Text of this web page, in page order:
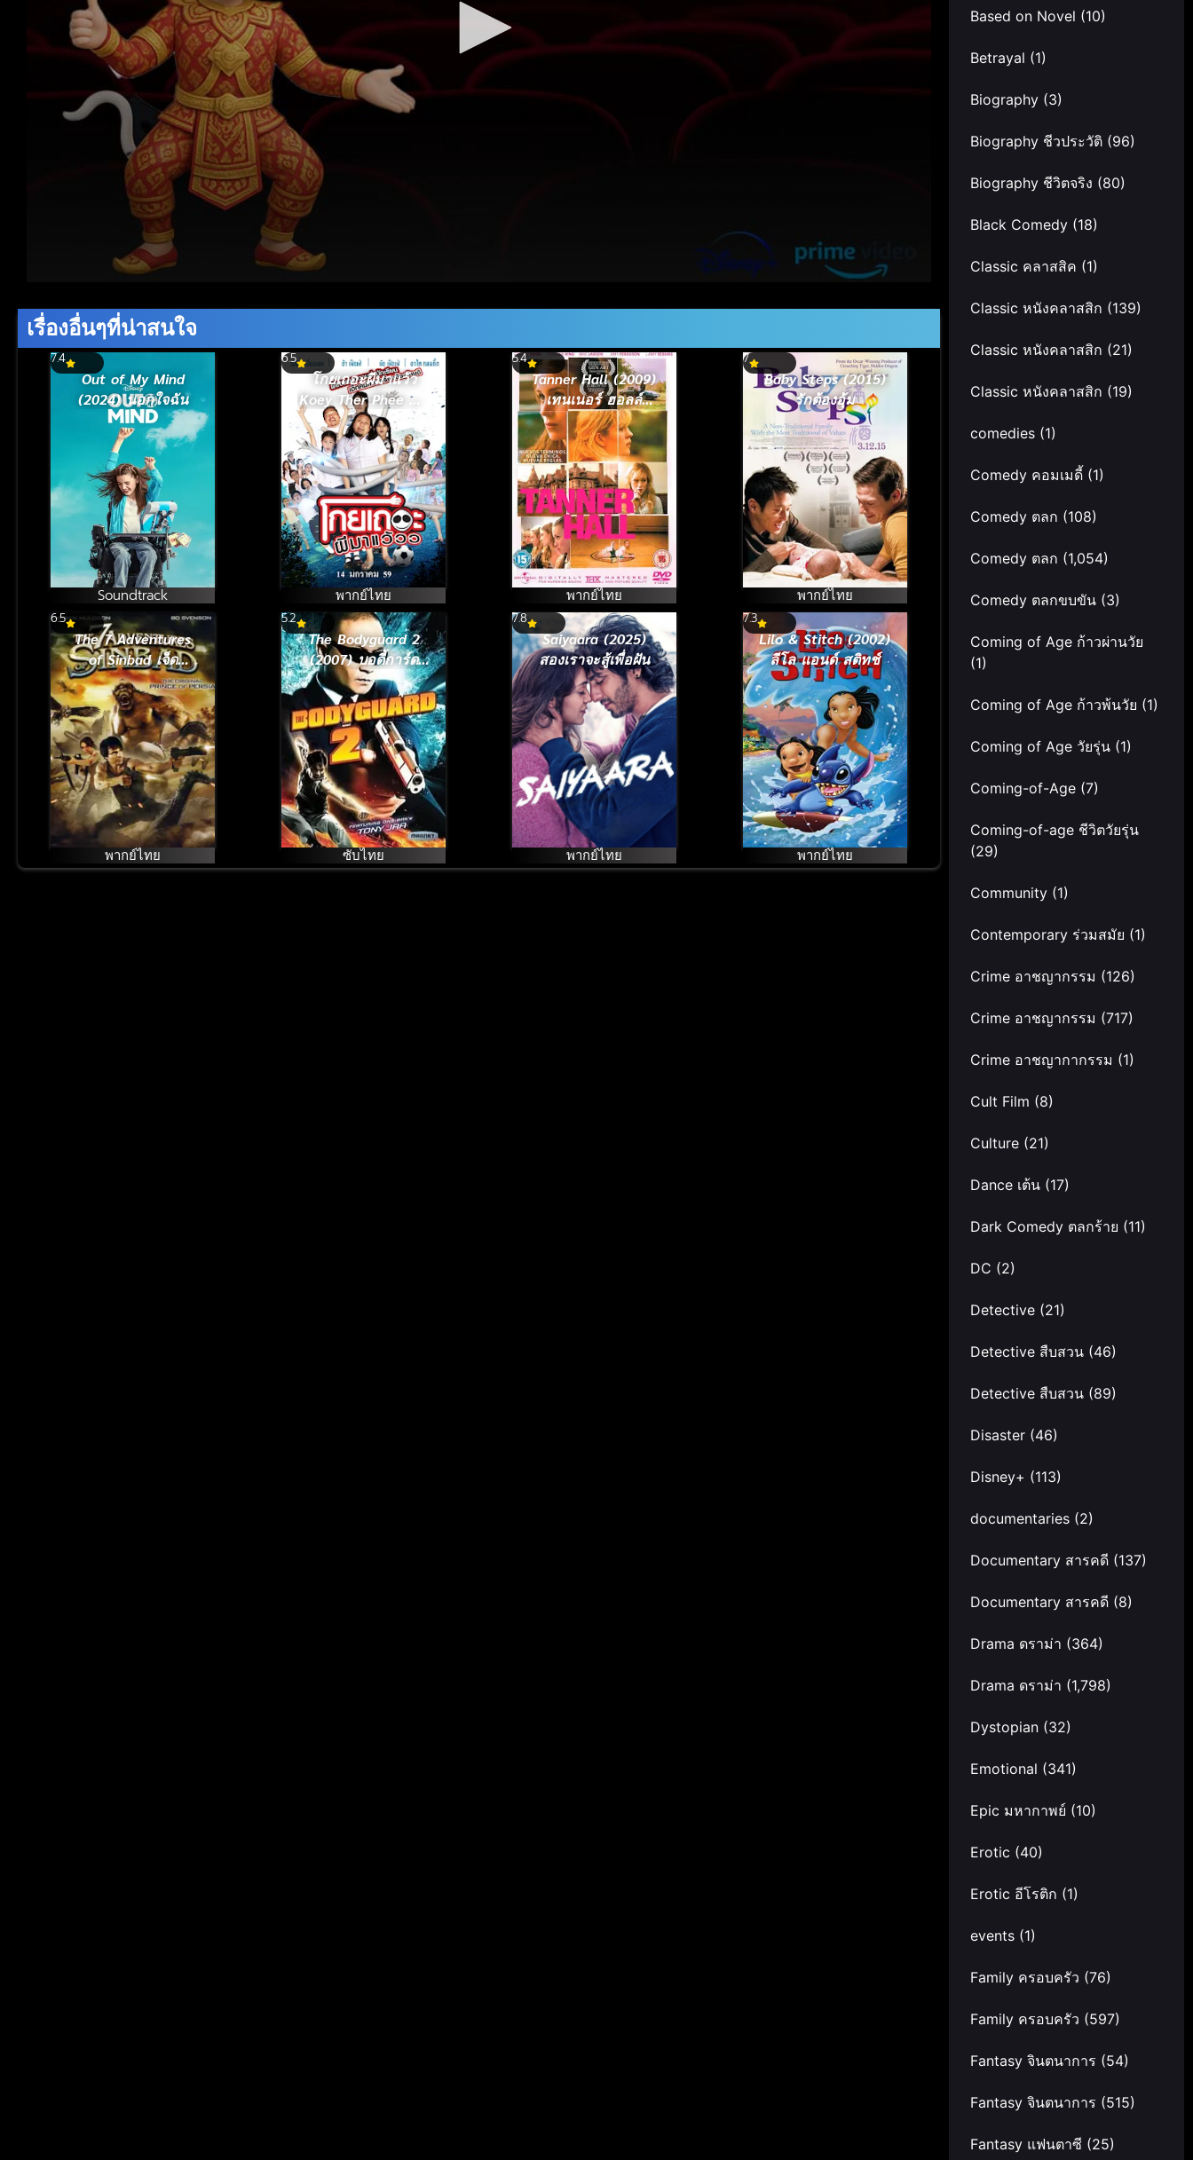
เรื่องอื่นๆที่น่าสนใจ
7.4
Out of My Mind
(2024) นอกใจฉัน
Soundtrack
6.5
โกยเถอะผีมาแว้ว
Koey Ther Phee Ma
Weaw (2016)
พากย์ไทย
5.4
Tanner Hall (2009)
เทนเนอร์ ฮอลล์
สวรรค์รักไม่สิ้นสุด
พากย์ไทย
7
Baby Steps (2015)
รักต้องอุ้ม
พากย์ไทย
6.5
The 7 Adventures
of Sinbad เจ็ด
อภินิหารสงคราม
ทะเลทราย (2010)
พากย์ไทย
5.2
The Bodyguard 2
(2007) บอดี้การ์ด
หน้าเหลี่ยม ภาค 2
ซับไทย
7.8
Saiyaara (2025)
สองเราจะสู้เพื่อฝัน
พากย์ไทย
7.3
Lilo & Stitch (2002)
ลีโล แอนด์ สติทช์
พากย์ไทย
Based on Novel (10)
Betrayal (1)
Biography (3)
Biography ชีวประวัติ (96)
Biography ชีวิตจริง (80)
Black Comedy (18)
Classic คลาสสิค (1)
Classic หนังคลาสสิก (139)
Classic หนังคลาสสิก (21)
Classic หนังคลาสสิก (19)
comedies (1)
Comedy คอมเมดี้ (1)
Comedy ตลก (108)
Comedy ตลก (1,054)
Comedy ตลกขบขัน (3)
Coming of Age ก้าวผ่านวัย
(1)
Coming of Age ก้าวพ้นวัย (1)
Coming of Age วัยรุ่น (1)
Coming-of-Age (7)
Coming-of-age ชีวิตวัยรุ่น
(29)
Community (1)
Contemporary ร่วมสมัย (1)
Crime อาชญากรรม (126)
Crime อาชญากรรม (717)
Crime อาชญากากรรม (1)
Cult Film (8)
Culture (21)
Dance เต้น (17)
Dark Comedy ตลกร้าย (11)
DC (2)
Detective (21)
Detective สืบสวน (46)
Detective สืบสวน (89)
Disaster (46)
Disney+ (113)
documentaries (2)
Documentary สารคดี (137)
Documentary สารคดี (8)
Drama ดราม่า (364)
Drama ดราม่า (1,798)
Dystopian (32)
Emotional (341)
Epic มหากาพย์ (10)
Erotic (40)
Erotic อีโรติก (1)
events (1)
Family ครอบครัว (76)
Family ครอบครัว (597)
Fantasy จินตนาการ (54)
Fantasy จินตนาการ (515)
Fantasy แฟนตาซี (25)